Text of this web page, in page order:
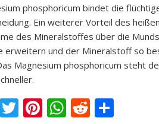
phosphoricum bindet die
Ein weiterer Vorteil des
des Mineralstoffes über die
erweitern und der Mineralstoff so
Magnesium phosphoricum steht
Facebook
Twitter
Pinterest
WhatsApp
Reddit